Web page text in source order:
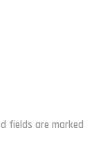
fields are marked